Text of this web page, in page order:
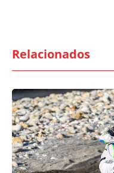
Relacionados